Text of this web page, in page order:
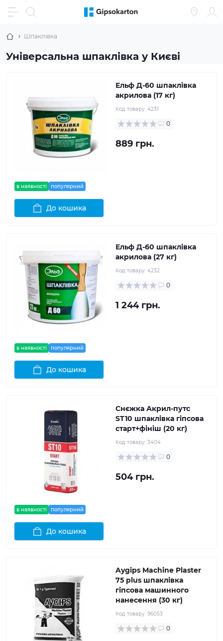
Шпаклівка
Універсальна шпаклівка у Києві
в наявності популярний
Ельф Д-60 шпаклівка
акрилова (17 кг)
Код товару: 4231
0
889 грн.
До кошика
в наявності популярний
Ельф Д-60 шпаклівка
акрилова (27 кг)
Код товару: 4232
0
1 244 грн.
До кошика
в наявності популярний
Снєжка Акрил-путс
ST10 шпаклівка гіпсова
старт+фініш (20 кг)
Код товару: 3404
0
504 грн.
До кошика
Aygips Machine Plaster
75 plus шпаклівка
гіпсова машинного
нанесення (30 кг)
Код товару: 96053
0